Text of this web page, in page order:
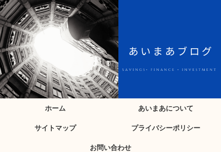
ホーム あいまあについて
サイトマップ プライバシーポリシー
お問い合わせ